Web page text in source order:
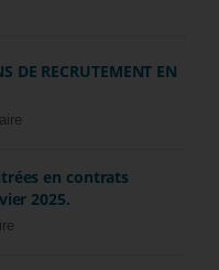
DE RECRUTEMENT EN
en contrats
2025.